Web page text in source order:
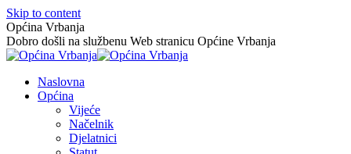
Skip to content
Općina Vrbanja
Dobro došli na službenu Web stranicu Općine Vrbanja
Naslovna
Općina
Vijeće
Načelnik
Djelatnici